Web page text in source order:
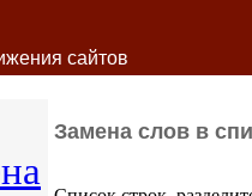
сайтов
Замена слов в